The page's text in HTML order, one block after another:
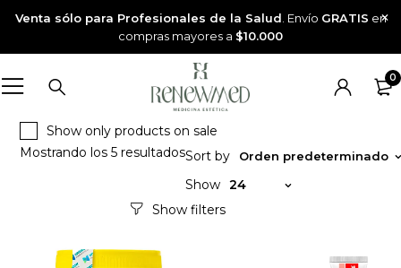
Venta sólo para Profesionales de la Salud . Envío GRATIS en
compras mayores a $10.000
0
Show only products on sale
Mostrando los 5 resultadosSort by Orden predeterminado
Show 24